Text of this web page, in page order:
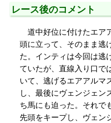
レース後のコメント
道中好位に付けたエア
頭に立って、そのまま逃
た。インティは今回は逃
ていたが、直線入り口で
いて、逃げるエアアルマ
し、最後にヴェンジェン
ち馬にも迫った。それで
先頭をキープし、ヴェン